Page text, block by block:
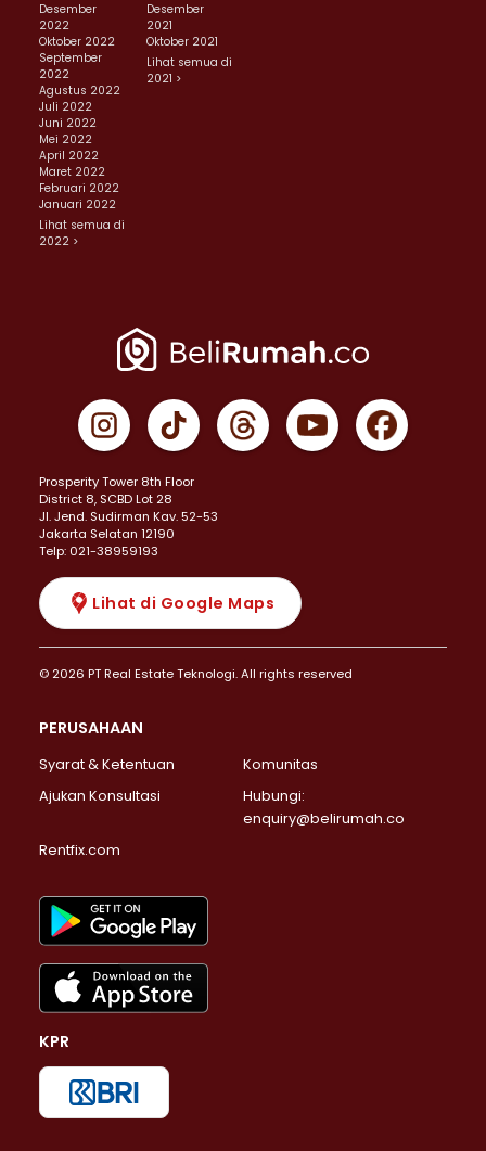
Desember
2022
Oktober 2022
September
2022
Agustus 2022
Juli 2022
Juni 2022
Mei 2022
April 2022
Maret 2022
Februari 2022
Januari 2022
Lihat semua di
2022 >
Desember
2021
Oktober 2021
Lihat semua di
2021 >
Prosperity Tower 8th Floor
District 8, SCBD Lot 28
JI. Jend. Sudirman Kav. 52-53
Jakarta Selatan 12190
Telp: 021-38959193
Lihat di Google Maps
© 2026 PT Real Estate Teknologi. All rights reserved
PERUSAHAAN
Syarat & Ketentuan
Komunitas
Ajukan Konsultasi
Hubungi:
enquiry@belirumah.co
Rentfix.com
KPR